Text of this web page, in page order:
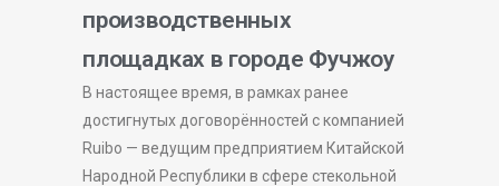
производственных
площадках в городе Фучжоу
В настоящее время, в рамках ранее
достигнутых договорённостей с компанией
Ruibo — ведущим предприятием Китайской
Народной Республики в сфере стекольной